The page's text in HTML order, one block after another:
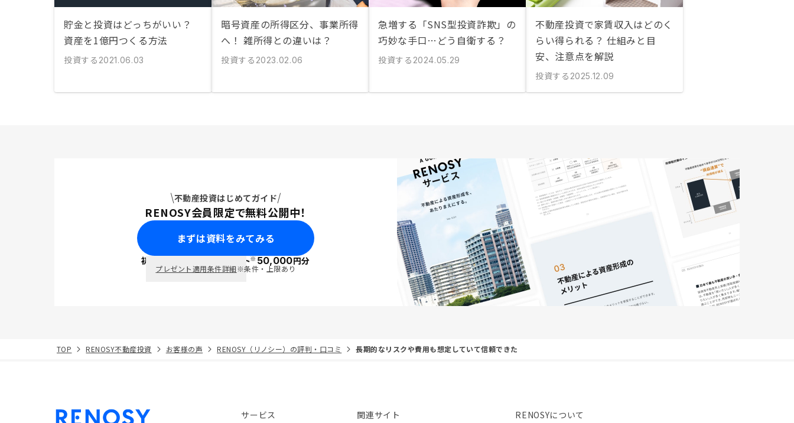
貯金と投資はどっちがいい？
資産を1億円つくる方法
投資する 2021.06.03
暗号資産の所得区分、事業所得
へ！ 雑所得との違いは？
投資する 2023.02.06
急増する「SNS型投資詐欺」の
巧妙な手口…どう自衛する？
投資する 2024.05.29
不動産投資で家賃収入はどのく
らい得られる？ 仕組みと目
安、注意点を解説
投資する 2025.12.09
不動産投資はじめてガイド
RENOSY会員限定で無料公開中！
まずは資料をみてみる
初回面談で ポイント※50,000円分
プレゼント適用条件詳細※条件・上限あり
TOP RENOSY不動産投資 お客様の声 RENOSY（リノシー）の評判・口コミ 長期的なリスクや費用も想定していて信頼できた
サービス
関連サイト
RENOSYについて